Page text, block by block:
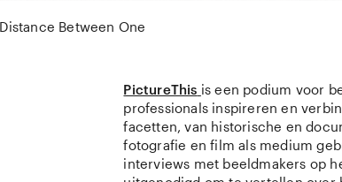
Between One
PictureThis is een podium voor
professionals inspireren en
facetten, van historische en
fotografie en film als medium
interviews met beeldmakers op